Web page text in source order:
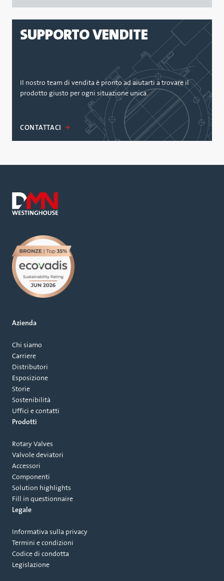
SUPPORTO VENDITE
Il nostro team di vendita è pronto ad aiutarti a trovare il
prodotto giusto per ogni situazione unica.
CONTATTACI
Azienda
Chi siamo
Carriere
Distributori
Esposizione
Storie
Sostenibilità
Uffici e contatti
Prodotti
Rotary Valves
Valvole deviatori
Accessori
Componenti
Solution highlights
Fill in questionnaire
Legale
Informativa sulla privacy
Termini e condizioni
Codice di condotta
Legislazione